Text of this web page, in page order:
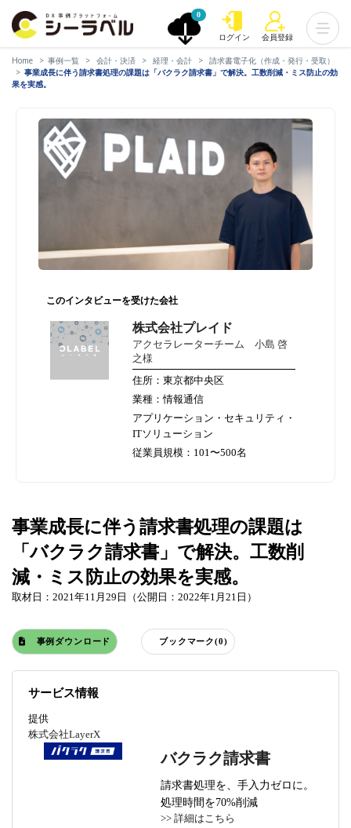
0
ログイン 会員登録
Home 事例一覧 会計・決済 経理・会計
請求書電子化（作成・発行・受取）
事業成長に伴う請求書処理の課題は「バクラク請求書」で解決。工数削減・ミス防止の効
果を実感。
このインタビューを受けた会社
株式会社プレイド
アクセラレーターチーム 小島 啓
之様
住所：東京都中央区
業種：情報通信
アプリケーション・セキュリティ・
ITソリューション
従業員規模：101〜500名
事業成長に伴う請求書処理の課題は
「バクラク請求書」で解決。工数削
減・ミス防止の効果を実感。
取材日：2021年11月29日（公開日：2022年1月21日）
事例ダウンロード ブックマーク(0)
サービス情報
提供
株式会社LayerX
バクラク請求書
請求書処理を、手入力ゼロに。
処理時間を70%削減
>> 詳細はこちら